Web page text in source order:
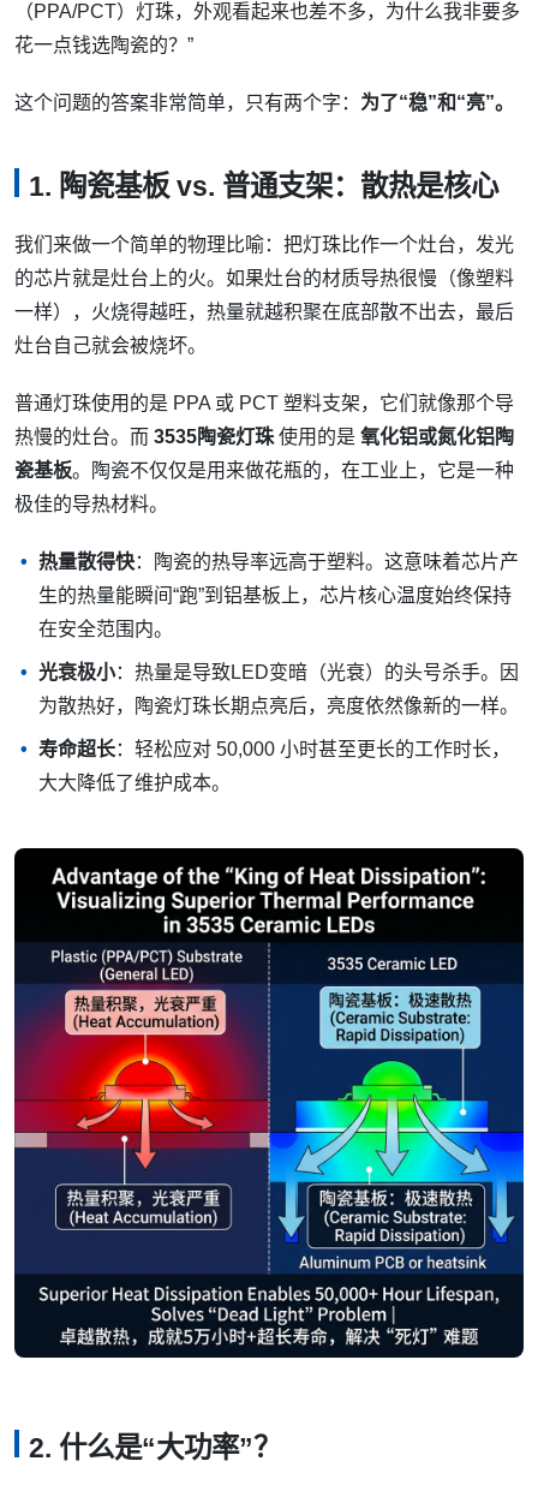
（PPA/PCT）灯珠，外观看起来也差不多，为什么我非要多
花一点钱选陶瓷的？”
这个问题的答案非常简单，只有两个字： 为了“稳”和“亮”。
1. 陶瓷基板 vs. 普通支架：散热是核心
我们来做一个简单的物理比喻：把灯珠比作一个灶台，发光
的芯片就是灶台上的火。如果灶台的材质导热很慢（像塑料
一样），火烧得越旺，热量就越积聚在底部散不出去，最后
灶台自己就会被烧坏。
普通灯珠使用的是 PPA 或 PCT 塑料支架，它们就像那个导
热慢的灶台。而 3535陶瓷灯珠 使用的是 氧化铝或氮化铝陶
瓷基板。陶瓷不仅仅是用来做花瓶的，在工业上，它是一种
极佳的导热材料。
热量散得快：陶瓷的热导率远高于塑料。这意味着芯片产
生的热量能瞬间“跑”到铝基板上，芯片核心温度始终保持
在安全范围内。
光衰极小：热量是导致LED变暗（光衰）的头号杀手。因
为散热好，陶瓷灯珠长期点亮后，亮度依然像新的一样。
寿命超长：轻松应对 50,000 小时甚至更长的工作时长，
大大降低了维护成本。
2. 什么是“大功率”？